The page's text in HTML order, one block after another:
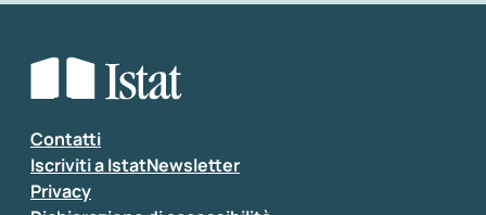
Seleziona la tipologia della segnalazione
Inserisci il tuo commento
Contatti
Iscriviti a IstatNewsletter
Privacy